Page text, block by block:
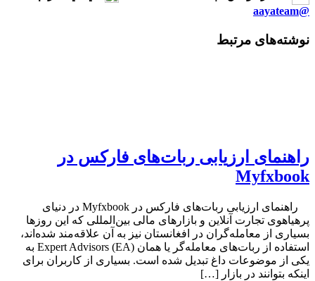
@aayateam
نوشته‌های مرتبط
راهنمای ارزیابی ربات‌های فارکس در
Myfxbook
راهنمای ارزیابی ربات‌های فارکس در Myfxbook در دنیای
پرهیاهوی تجارت آنلاین و بازارهای مالی بین‌المللی که این روزها
بسیاری از معامله‌گران در افغانستان نیز به آن علاقه‌مند شده‌اند،
استفاده از ربات‌های معامله‌گر یا همان Expert Advisors (EA) به
یکی از موضوعات داغ تبدیل شده است. بسیاری از کاربران برای
اینکه بتوانند در بازار […]